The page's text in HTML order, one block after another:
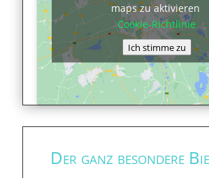
maps zu aktivieren
Cookie-Richtlinie
Ich stimme zu
Der ganz besondere